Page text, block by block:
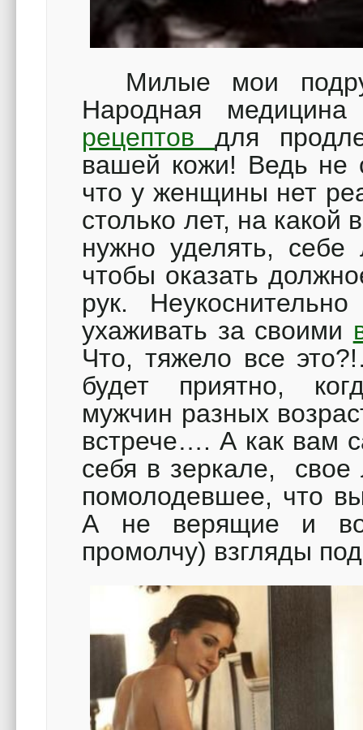
Милые мои
Народная
рецептовдля
вашей кожи! Ведь не
что у женщины нет
столько лет, на какой
нужно уделять,
чтобы оказать
рук.
ухаживать за своими
Что, тяжело все
будет приятно,
мужчин разных
встрече…. А как вам
себя в зеркале, свое
помолодевшее, что
А не верящие и
промолчу) взгляды